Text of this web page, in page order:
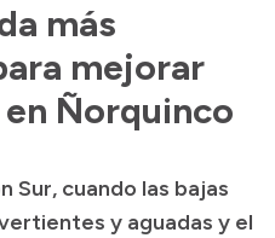
más
mejorar
Ñorquinco
Sur, cuando las bajas
y aguadas y el